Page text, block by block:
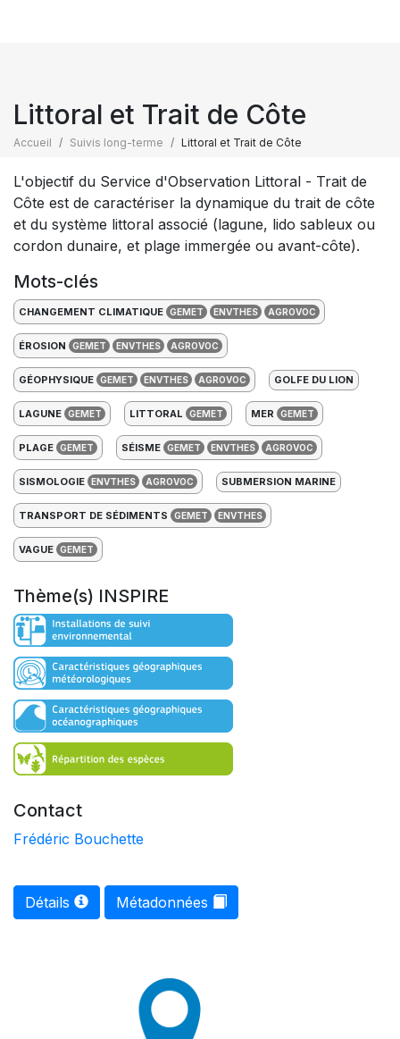
Littoral et Trait de Côte
Accueil Suivis long-terme Littoral et Trait de Côte
L'objectif du Service d'Observation Littoral - Trait de
Côte est de caractériser la dynamique du trait de côte
et du système littoral associé (lagune, lido sableux ou
cordon dunaire, et plage immergée ou avant-côte).
Mots-clés
CHANGEMENT CLIMATIQUE GEMET ENVTHES AGROVOC
ÉROSION GEMET ENVTHES AGROVOC
GÉOPHYSIQUE GEMET ENVTHES AGROVOC GOLFE DU LION
LAGUNE GEMET LITTORAL GEMET MER GEMET
PLAGE GEMET SÉISME GEMET ENVTHES AGROVOC
SISMOLOGIE ENVTHES AGROVOC SUBMERSION MARINE
TRANSPORT DE SÉDIMENTS GEMET ENVTHES
VAGUE GEMET
Thème(s) INSPIRE
Contact
Frédéric Bouchette
Détails Métadonnées